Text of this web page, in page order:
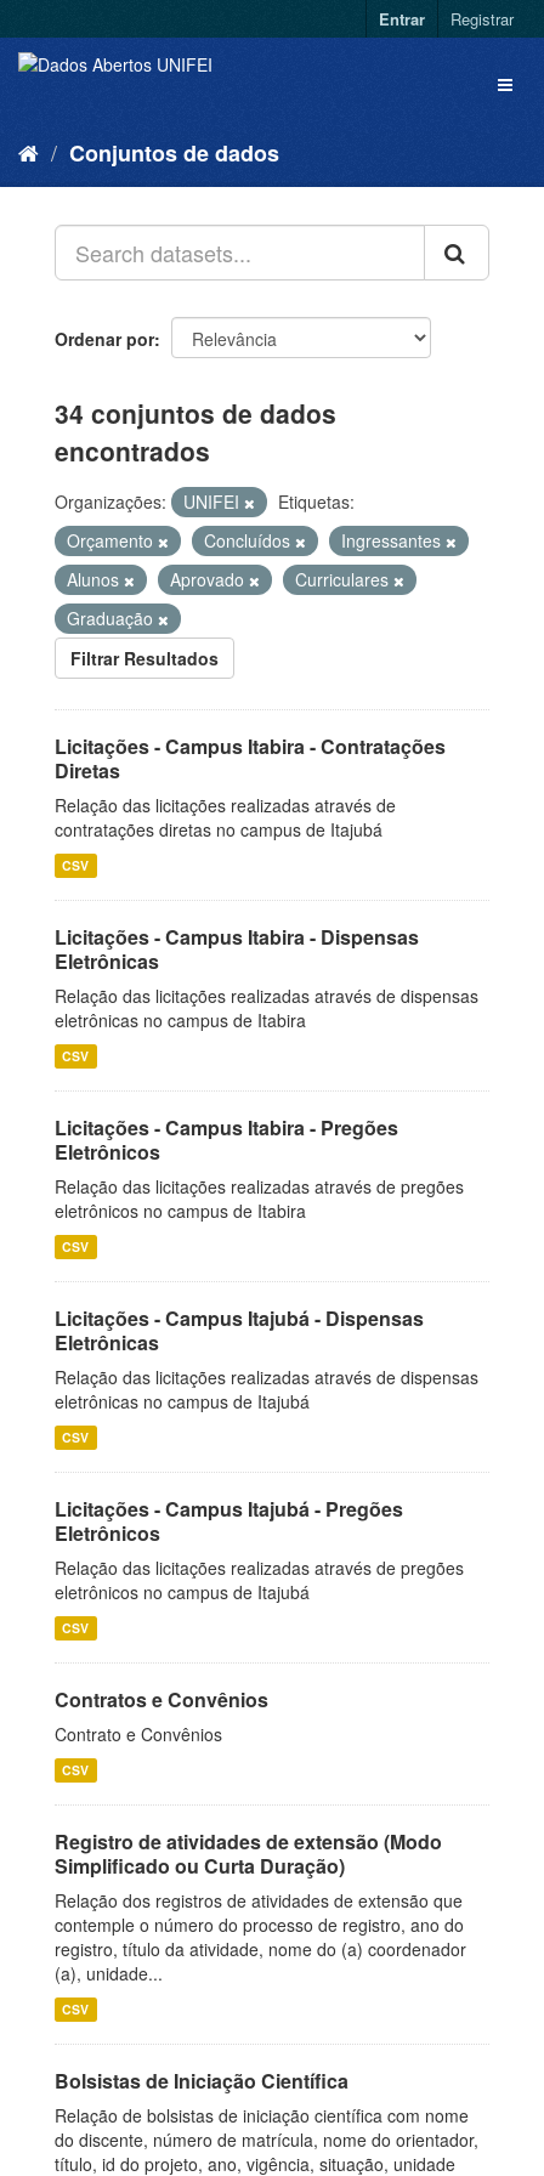
Entrar Registrar
Conjuntos de dados
Ordenar por
34 conjuntos de dados
encontrados
Organizações: UNIFEI
Etiquetas:
Orçamento
Concluídos
Ingressantes
Alunos
Aprovado
Curriculares
Graduação
Filtrar Resultados
Licitações - Campus Itabira - Contratações
Diretas
Relação das licitações realizadas através de
contratações diretas no campus de Itajubá
CSV
Licitações - Campus Itabira - Dispensas
Eletrônicas
Relação das licitações realizadas através de dispensas
eletrônicas no campus de Itabira
CSV
Licitações - Campus Itabira - Pregões
Eletrônicos
Relação das licitações realizadas através de pregões
eletrônicos no campus de Itabira
CSV
Licitações - Campus Itajubá - Dispensas
Eletrônicas
Relação das licitações realizadas através de dispensas
eletrônicas no campus de Itajubá
CSV
Licitações - Campus Itajubá - Pregões
Eletrônicos
Relação das licitações realizadas através de pregões
eletrônicos no campus de Itajubá
CSV
Contratos e Convênios
Contrato e Convênios
CSV
Registro de atividades de extensão (Modo
Simplificado ou Curta Duração)
Relação dos registros de atividades de extensão que
contemple o número do processo de registro, ano do
registro, título da atividade, nome do (a) coordenador
(a), unidade...
CSV
Bolsistas de Iniciação Científica
Relação de bolsistas de iniciação científica com nome
do discente, número de matrícula, nome do orientador,
título, id do projeto, ano, vigência, situação, unidade